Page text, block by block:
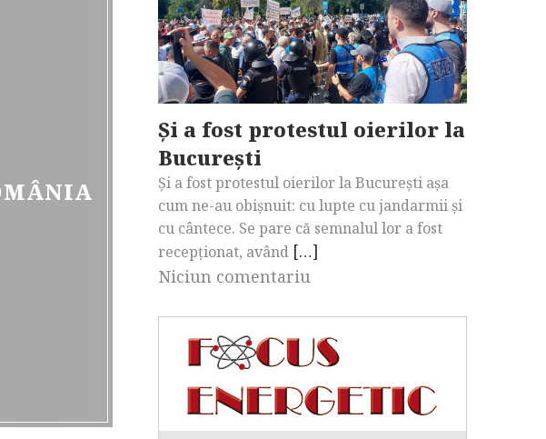
Și a fost protestul oierilor la
București
Și a fost protestul oierilor la București așa
cum ne-au obișnuit: cu lupte cu jandarmii și
cu cântece. Se pare că semnalul lor a fost
recepționat, având […]
Niciun comentariu